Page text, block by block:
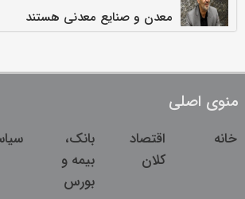
معدن و صنایع معدنی هستند
منوی اصلی
خانه
اقتصاد
کلان
بانک،
بیمه و
بورس